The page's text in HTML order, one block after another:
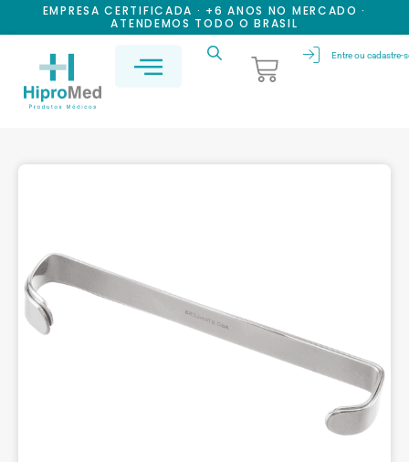
EMPRESA CERTIFICADA · +6 ANOS NO MERCADO ·
ATENDEMOS TODO O BRASIL
Entre ou cadastre-